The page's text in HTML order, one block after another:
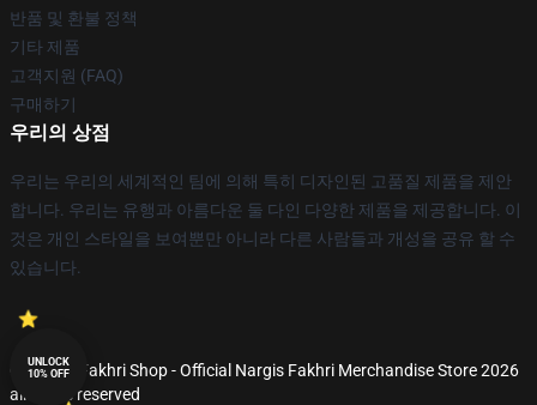
반품 및 환불 정책
기타 제품
고객지원 (FAQ)
구매하기
우리의 상점
우리는 우리의 세계적인 팀에 의해 특히 디자인된 고품질 제품을 제안
합니다. 우리는 유행과 아름다운 둘 다인 다양한 제품을 제공합니다. 이
것은 개인 스타일을 보여뿐만 아니라 다른 사람들과 개성을 공유 할 수
있습니다.
© Nargis Fakhri Shop - Official Nargis Fakhri Merchandise Store 2026
all rights reserved
UNLOCK
10% OFF